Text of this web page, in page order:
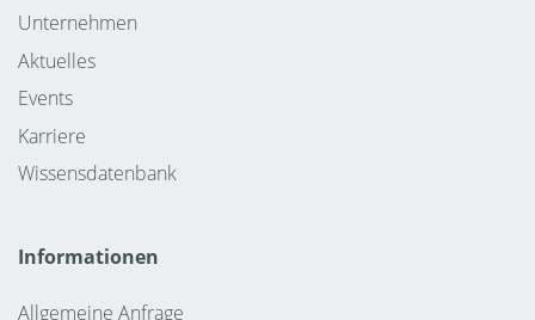
Unternehmen
Aktuelles
Events
Karriere
Wissensdatenbank
Informationen
Allgemeine Anfrage